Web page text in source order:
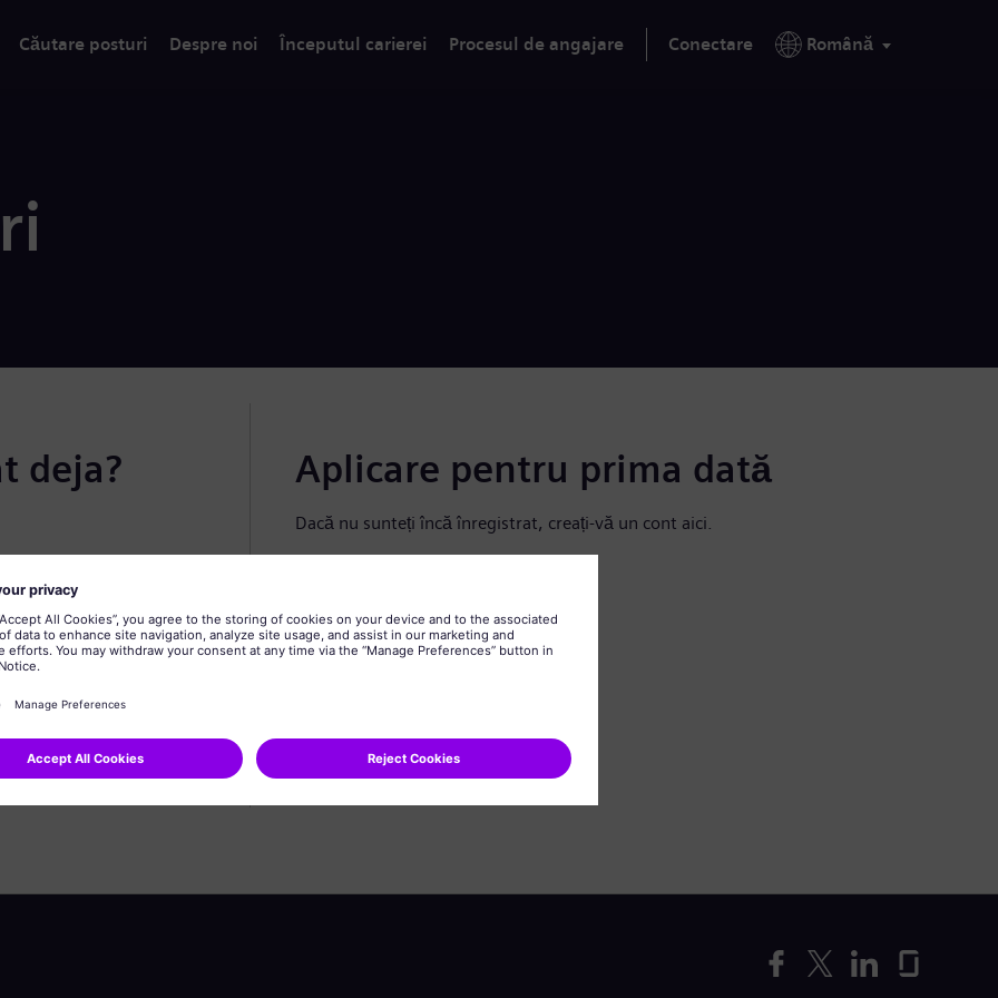
Căutare posturi Despre noi Începutul carierei Procesul de angajare Conectare Română
deja? Aplicare pentru prima dată
Dacă nu sunteți încă înregistrat, creați-vă un cont aici.